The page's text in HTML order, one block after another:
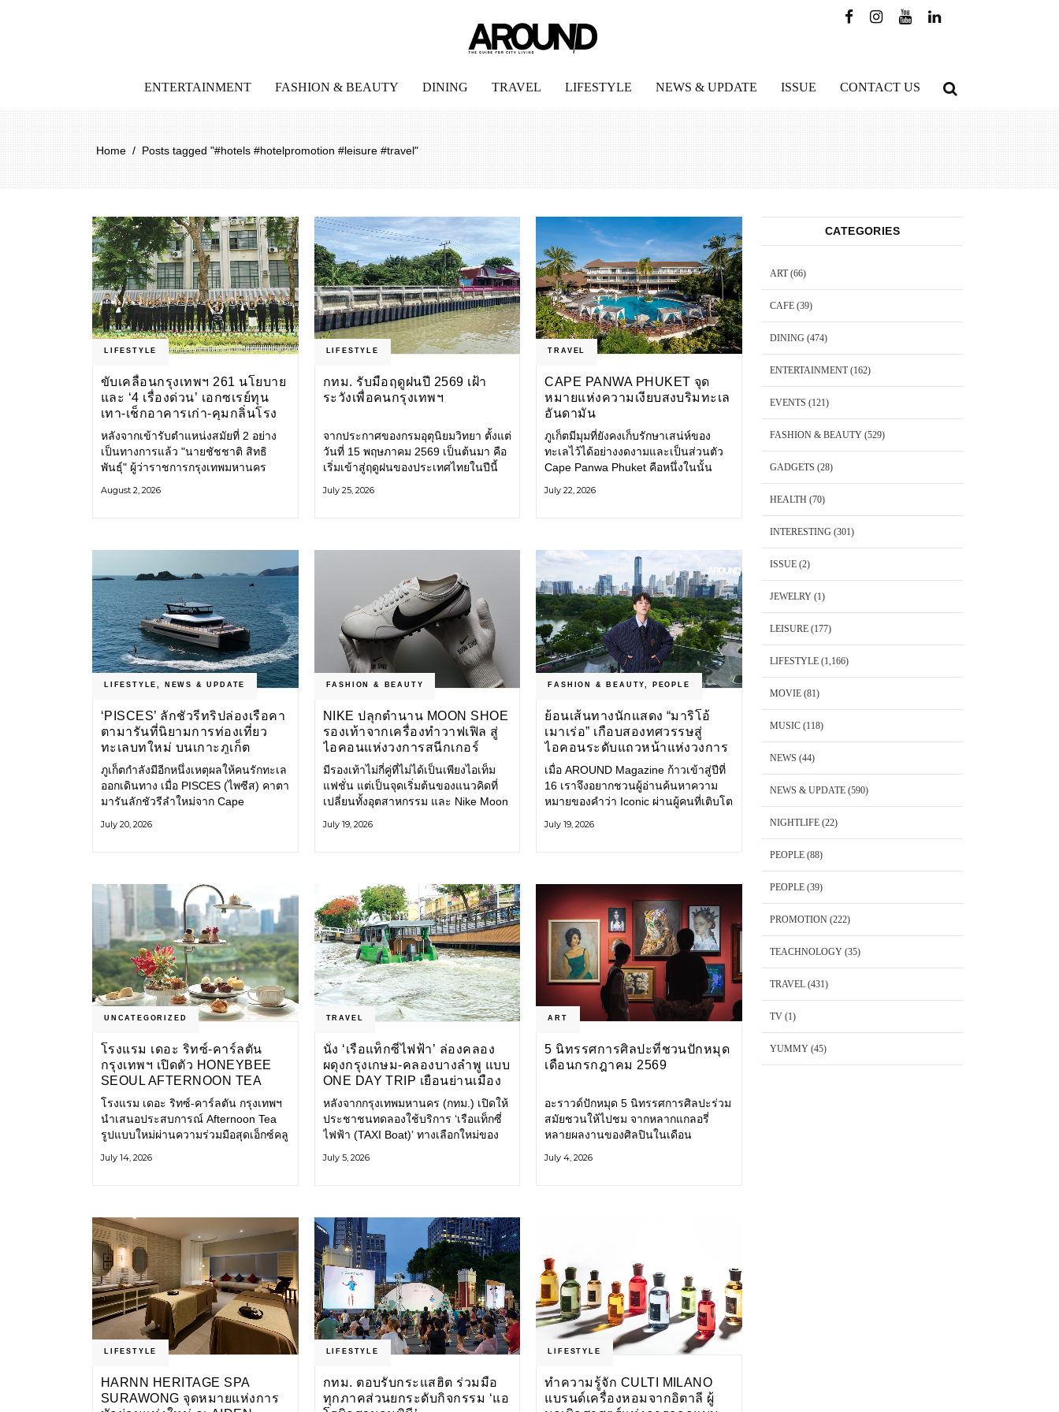
ENTERTAINMENT FASHION & BEAUTY DINING TRAVEL LIFESTYLE NEWS & UPDATE ISSUE CONTACT US
Home / Posts tagged "#hotels #hotelpromotion #leisure #travel"
LIFESTYLE
ขับเคลื่อนกรุงเทพฯ 261 นโยบาย
และ ‘4 เรื่องด่วน’ เอกซเรย์ทุน
เทา-เช็กอาคารเก่า-คุมกลิ่นโรง
ขยะ-ขีดเส้นสอบทุจริต
หลังจากเข้ารับตำแหน่งสมัยที่ 2 อย่าง
เป็นทางการแล้ว "นายชัชชาติ สิทธิ
พันธุ์" ผู้ว่าราชการกรุงเทพมหานคร
แปลงนโยบายสู่แผนยุทธศาสตร์ จัด
August 2, 2026
LIFESTYLE
กทม. รับมือฤดูฝนปี 2569 เฝ้า
ระวังเพื่อคนกรุงเทพฯ
จากประกาศของกรมอุตุนิยมวิทยา ตั้งแต่
วันที่ 15 พฤษภาคม 2569 เป็นต้นมา คือ
เริ่มเข้าสู่ฤดูฝนของประเทศไทยในปีนี้
รับมือน้ำท่วม และเดินหน้าพัฒนา
July 25, 2026
TRAVEL
CAPE PANWA PHUKET จุด
หมายแห่งความเงียบสงบริมทะเล
อันดามัน
ภูเก็ตมีมุมที่ยังคงเก็บรักษาเสน่ห์ของ
ทะเลไว้ได้อย่างงดงามและเป็นส่วนตัว
Cape Panwa Phuket คือหนึ่งในนั้น
& Kantary Hotels ตั้งอยู่บนแหลมพันวา
July 22, 2026
LIFESTYLE NEWS & UPDATE
‘PISCES’ ลักชัวรีทริปล่องเรือคา
ตามารันที่นิยามการท่องเที่ยว
ทะเลบทใหม่ บนเกาะภูเก็ต
ภูเก็ตกำลังมีอีกหนึ่งเหตุผลให้คนรักทะเล
ออกเดินทาง เมื่อ PISCES (ไพซีส) คาตา
มารันลักชัวรีลำใหม่จาก Cape
ทะเลอันดามันและอ่าวพังงาในมุมที่ต่าง
เป็นส่วนหนึ่งของการเดินทาง ทั้งงาน
บริการ สิ่งอำนวยความสะดวก
July 20, 2026
FASHION & BEAUTY
NIKE ปลุกตำนาน MOON SHOE
รองเท้าจากเครื่องทำวาฟเฟิล สู่
ไอคอนแห่งวงการสนีกเกอร์
มีรองเท้าไม่กี่คู่ที่ไม่ได้เป็นเพียงไอเท็ม
แฟชั่น แต่เป็นจุดเริ่มต้นของแนวคิดที่
เปลี่ยนทั้งอุตสาหกรรม และ Nike Moon
ไอคอนที่ถือกำเนิดเมื่อกว่าครึ่งศตวรรษ
Nike
July 19, 2026
FASHION & BEAUTY PEOPLE
ย้อนเส้นทางนักแสดง “มาริโอ้
เมาเร่อ” เกือบสองทศวรรษสู่
ไอคอนระดับแถวหน้าแห่งวงการ
บันเทิงไทย
เมื่อ AROUND Magazine ก้าวเข้าสู่ปีที่
16 เราจึงอยากชวนผู้อ่านค้นหาความ
หมายของคำว่า Iconic ผ่านผู้คนที่เติบโต
ตนไว้อย่างมั่นคง หนึ่งในนั้นคือ มาริโอ้
July 19, 2026
UNCATEGORIZED
โรงแรม เดอะ ริทซ์-คาร์ลตัน
กรุงเทพฯ เปิดตัว HONEYBEE
SEOUL AFTERNOON TEA
COLLABORATION ณ คาเลโอ
(CALEŌ) ชวนสัมผัสเสน่ห์ของ
ขนมหวานร่วมสมัยจากกรุงโซล
โรงแรม เดอะ ริทซ์-คาร์ลตัน กรุงเทพฯ
นำเสนอประสบการณ์ Afternoon Tea
รูปแบบใหม่ผ่านความร่วมมือสุดเอ็กซ์คลู
หวานสไตล์ฝรั่งเศสร่วมสมัยชื่อดังจาก
July 14, 2026
TRAVEL
นั่ง ‘เรือแท็กซี่ไฟฟ้า’ ล่องคลอง
ผดุงกรุงเกษม-คลองบางลำพู แบบ
ONE DAY TRIP เยือนย่านเมือง
เก่า เที่ยววิถีสโลว์ไลฟ์แบบรักษ์
โลก
หลังจากกรุงเทพมหานคร (กทม.) เปิดให้
ประชาชนทดลองใช้บริการ ‘เรือแท็กซี่
ไฟฟ้า (TAXI Boat)’ ทางเลือกใหม่ของ
และเป็นมิตรกับสิ่งแวดล้อม ผ่าน
July 5, 2026
ART
5 นิทรรศการศิลปะที่ชวนปักหมุด
เดือนกรกฎาคม 2569
อะราวด์ปักหมุด 5 นิทรรศการศิลปะร่วม
สมัยชวนให้ไปชม จากหลากแกลอรี่
หลายผลงานของศิลปินในเดือน
วันนี้ – 16 สิงหาคม 2569 นิทรรศการ
July 4, 2026
LIFESTYLE
HARNN HERITAGE SPA
SURAWONG จุดหมายแห่งการ
LIFESTYLE
กทม. ตอบรับกระแสฮิต ร่วมมือ
ทุกภาคส่วนยกระดับกิจกรรม ‘แอ
LIFESTYLE
ทำความรู้จัก CULTI MILANO
แบรนด์เครื่องหอมจากอิตาลี ผู้
CATEGORIES
ART(66)
CAFE (39)
DINING (474)
ENTERTAINMENT(162)
EVENTS (121)
FASHION & BEAUTY (529)
GADGETS (28)
HEALTH (70)
INTERESTING (301)
ISSUE (2)
JEWELRY (1)
LEISURE (177)
LIFESTYLE (1,166)
MOVIE (81)
MUSIC (118)
NEWS (44)
NEWS & UPDATE (590)
NIGHTLIFE (22)
PEOPLE (88)
PEOPLE (39)
PROMOTION (222)
TEACHNOLOGY (35)
TRAVEL (431)
TV (1)
YUMMY (45)